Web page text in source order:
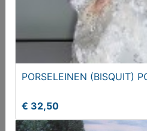
Boek (oorlogen)
PORSELEINEN (BISQUIT)
€ 32,50